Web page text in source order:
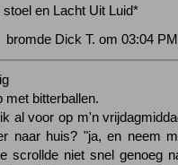
en Lacht Uit Luid*
bromde Dick T. om 03:04
met bitterballen.
al voor op m'n
naar huis? "ja, en neem
scrollde niet snel genoeg